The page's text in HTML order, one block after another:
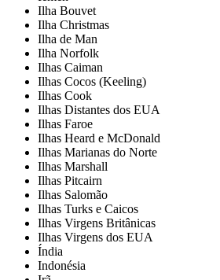
Ilha Bouvet
Ilha Christmas
Ilha de Man
Ilha Norfolk
Ilhas Caiman
Ilhas Cocos (Keeling)
Ilhas Cook
Ilhas Distantes dos EUA
Ilhas Faroe
Ilhas Heard e McDonald
Ilhas Marianas do Norte
Ilhas Marshall
Ilhas Pitcairn
Ilhas Salomão
Ilhas Turks e Caicos
Ilhas Virgens Britânicas
Ilhas Virgens dos EUA
Índia
Indonésia